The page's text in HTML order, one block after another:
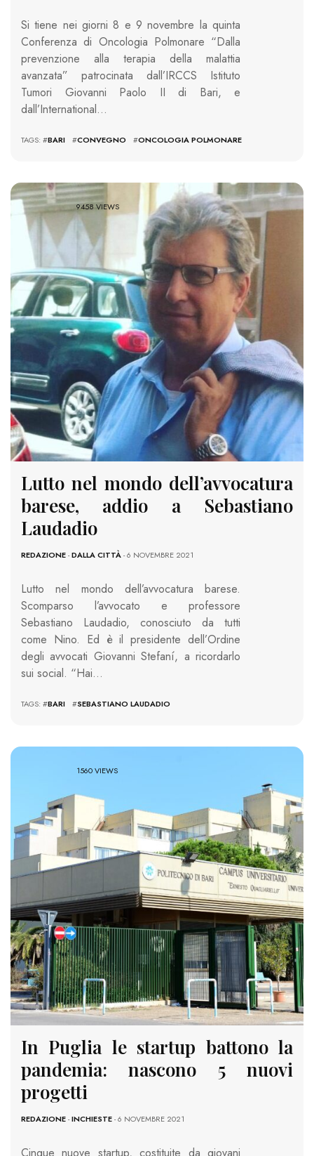
Si tiene nei giorni 8 e 9 novembre la quinta
Conferenza di Oncologia Polmonare “Dalla
prevenzione alla terapia della malattia
avanzata” patrocinata dall’IRCCS Istituto
Tumori Giovanni Paolo II di Bari, e
dall’International…
TAGS: #BARI #CONVEGNO #ONCOLOGIA POLMONARE
9458 VIEWS
Lutto nel mondo dell’avvocatura
barese, addio a Sebastiano
Laudadio
REDAZIONE-DALLA CITTÀ- 6 NOVEMBRE 2021
Lutto nel mondo dell’avvocatura barese.
Scomparso l’avvocato e professore
Sebastiano Laudadio, conosciuto da tutti
come Nino. Ed è il presidente dell’Ordine
degli avvocati Giovanni Stefaní, a ricordarlo
sui social. “Hai…
TAGS: #BARI #SEBASTIANO LAUDADIO
1560 VIEWS
In Puglia le startup battono la
pandemia: nascono 5 nuovi
progetti
REDAZIONE-INCHIESTE- 6 NOVEMBRE 2021